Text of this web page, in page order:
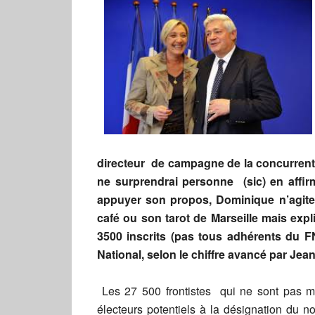
directeur de campagne de la
ne surprendrai personne (sic) en
appuyer son propos, Dominique
café ou son tarot de Marseille mais
3500 inscrits (pas tous adhérents du
National, selon le chiffre avancé par
Les 27 500 frontistes qui ne sont pas
électeurs potentiels à la désignation du